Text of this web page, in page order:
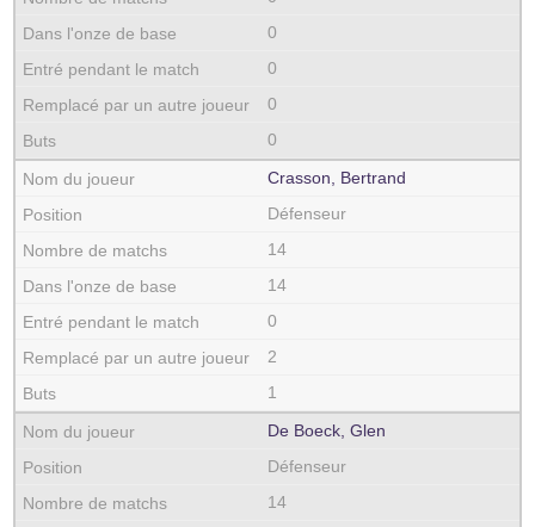
0
0
0
0
Crasson, Bertrand
Défenseur
14
14
0
2
1
De Boeck, Glen
Défenseur
14